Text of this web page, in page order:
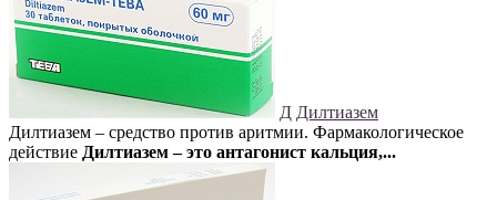
Д Дилтиазем
Дилтиазем – средство против аритмии. Фармакологическое
действие Дилтиазем – это антагонист кальция,...